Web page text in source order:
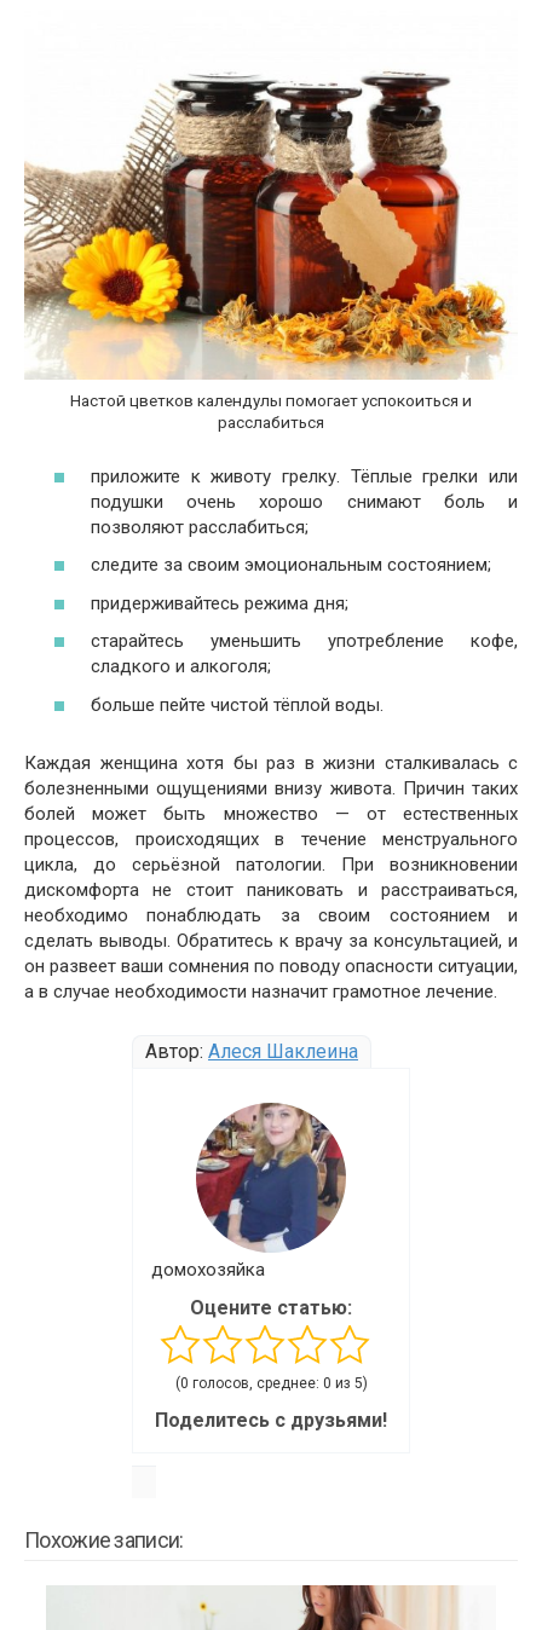
Настой цветков календулы помогает успокоиться и
расслабиться
приложите к животу грелку. Тёплые грелки или
подушки очень хорошо снимают боль и
позволяют расслабиться;
следите за своим эмоциональным состоянием;
придерживайтесь режима дня;
старайтесь уменьшить употребление кофе,
сладкого и алкоголя;
больше пейте чистой тёплой воды.
Каждая женщина хотя бы раз в жизни сталкивалась с
болезненными ощущениями внизу живота. Причин таких
болей может быть множество — от естественных
процессов, происходящих в течение менструального
цикла, до серьёзной патологии. При возникновении
дискомфорта не стоит паниковать и расстраиваться,
необходимо понаблюдать за своим состоянием и
сделать выводы. Обратитесь к врачу за консультацией, и
он развеет ваши сомнения по поводу опасности ситуации,
а в случае необходимости назначит грамотное лечение.
Автор: Алеся Шаклеина
домохозяйка
Оцените статью:
(0 голосов, среднее: 0 из 5)
Поделитесь с друзьями!
Похожие записи: